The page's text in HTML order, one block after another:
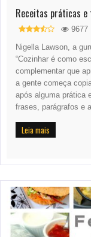
Receitas práticas
9677
Nigella Lawson, a
“Cozinhar é como
complementar que
a gente começa
após alguma prática
frases, parágrafos e
Leia mais